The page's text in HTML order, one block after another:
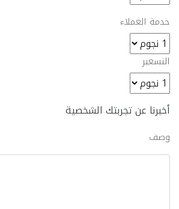
خدمة العملاء
التسعير
أخبرنا عن تجربتك الشخصية
وصف